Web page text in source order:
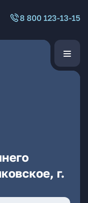
8 800 123-13-15
г.